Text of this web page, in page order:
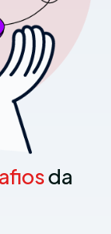
da